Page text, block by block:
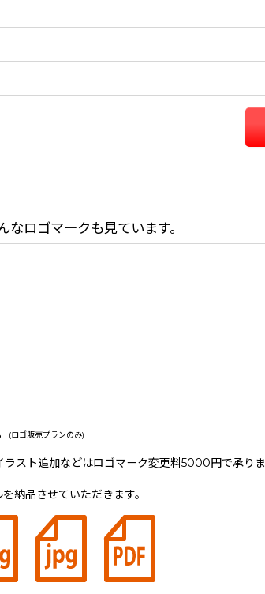
ロゴマークも見ています。
(ロゴ販売プランのみ)
スト追加などはロゴマーク変更料5000円で承りま
納品させていただきます。